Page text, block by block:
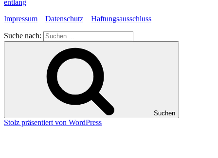
entlang
Impressum
Datenschutz Haftungsausschluss
Suche nach:
Suchen
Stolz präsentiert von WordPress